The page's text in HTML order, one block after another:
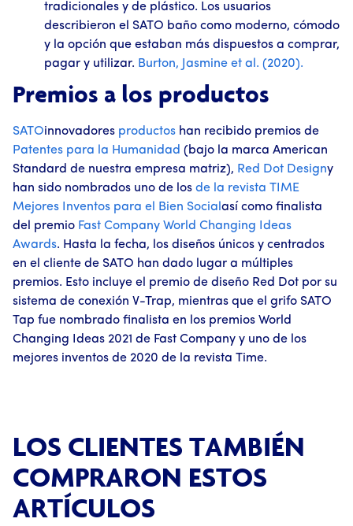
tradicionales y de plástico. Los usuarios
describieron el SATO baño como moderno, cómodo
y la opción que estaban más dispuestos a comprar,
pagar y utilizar. Burton, Jasmine et al. (2020).
Premios a los productos
SATOinnovadores productos han recibido premios de
Patentes para la Humanidad (bajo la marca American
Standard de nuestra empresa matriz), Red Dot Designy
han sido nombrados uno de los de la revista TIME
Mejores Inventos para el Bien Social así como finalista
del premio Fast Company World Changing Ideas
Awards. Hasta la fecha, los diseños únicos y centrados
en el cliente de SATO han dado lugar a múltiples
premios. Esto incluye el premio de diseño Red Dot por su
sistema de conexión V-Trap, mientras que el grifo SATO
Tap fue nombrado finalista en los premios World
Changing Ideas 2021 de Fast Company y uno de los
mejores inventos de 2020 de la revista Time.
LOS CLIENTES TAMBIÉN
COMPRARON ESTOS
ARTÍCULOS